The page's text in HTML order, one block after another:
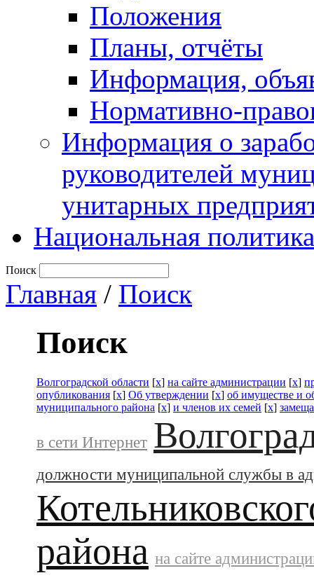
Положения
Планы, отчёты
Информация,
Нормативно-
Информация о
руководителей
унитарных
Национальная политика
Поиск
Главная / Поиск
Поиск
Волгоградской области [x] на сайте администрации [x]
опубликования [x] Об утверждении [x] об имуществе и
муниципального района [x] и членов их семей [x]
в сети Интернет
должности муниципальной службы в
района на сайте